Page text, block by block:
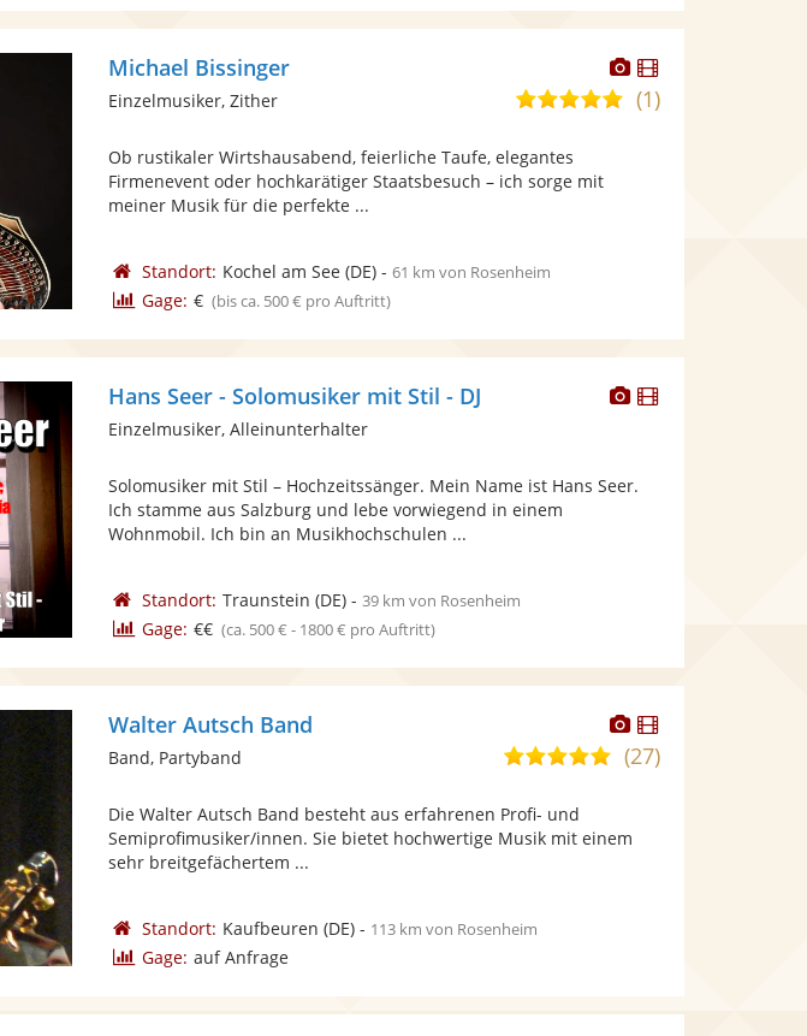
Dieser
Künstler
stellt
Dieser
Künstler
Michael Bissinger
5,0(1)
Einzelmusiker, Zither
Ob rustikaler Wirtshausabend, feierliche Taufe, elegantes
Firmenevent oder hochkarätiger Staatsbesuch – ich sorge mit
meiner Musik für die perfekte ...
Standort: Kochel am See(DE)- 61 km von Rosenheim
Gage: € (bis ca. 500 € pro Auftritt)
Dieser
bereit.
Dieser
Hans Seer - Solomusiker mit Stil - DJ
Einzelmusiker, Alleinunterhalter
Solomusiker mit Stil – Hochzeitssänger. Mein Name ist Hans Seer.
Ich stamme aus Salzburg und lebe vorwiegend in einem
Wohnmobil. Ich bin an Musikhochschulen ...
Standort: Traunstein (DE)- 39 km von Rosenheim
Gage: €€ (ca. 500 € - 1800 € pro Auftritt)
Dieser
Künstler
stellt
Dieser
Künstler
Walter Autsch Band
5,0
Sternen
(27)
Band, Partyband
Die Walter Autsch Band besteht aus erfahrenen Profi- und
Semiprofimusiker/innen. Sie bietet hochwertige Musik mit einem
sehr breitgefächertem ...
Standort: Kaufbeuren (DE)- 113 km von Rosenheim
Gage: auf Anfrage